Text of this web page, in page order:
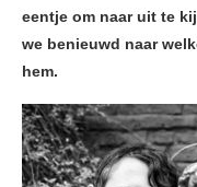
eentje om naar uit te
we benieuwd naar
hem.